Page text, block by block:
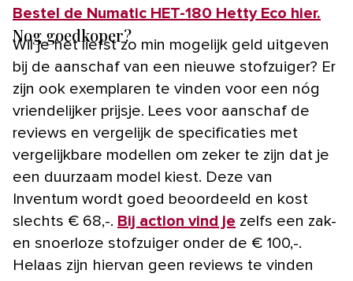
Bestel de Numatic HET-180 Hetty Eco hier.
Nog goedkoper?
Wil je het liefst zo min mogelijk geld uitgeven
bij de aanschaf van een nieuwe stofzuiger? Er
zijn ook exemplaren te vinden voor een nóg
vriendelijker prijsje. Lees voor aanschaf de
reviews en vergelijk de specificaties met
vergelijkbare modellen om zeker te zijn dat je
een duurzaam model kiest. Deze van
Inventum wordt goed beoordeeld en kost
slechts € 68,-. Bij action vind je zelfs een zak-
en snoerloze stofzuiger onder de € 100,-.
Helaas zijn hiervan geen reviews te vinden